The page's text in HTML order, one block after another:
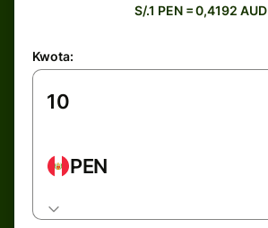
S/.1 PEN = 0,4192 AUD
Kwota:
PEN